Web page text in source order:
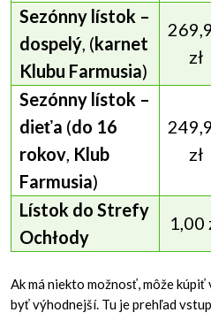
Sezónny lístok –
dospelý, (karnet
Klubu Farmusia)
zł
Sezónny lístok –
dieťa (do 16
rokov, Klub
Farmusia)
zł
Lístok do Strefy
Ochłody
1,00
Ak má niekto možnosť, môže
byť výhodnejší. Tu je prehľad